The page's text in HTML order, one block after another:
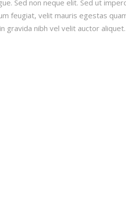
Sed non neque elit. Sed ut
feugiat, velit mauris egestas
gravida nibh vel velit auctor